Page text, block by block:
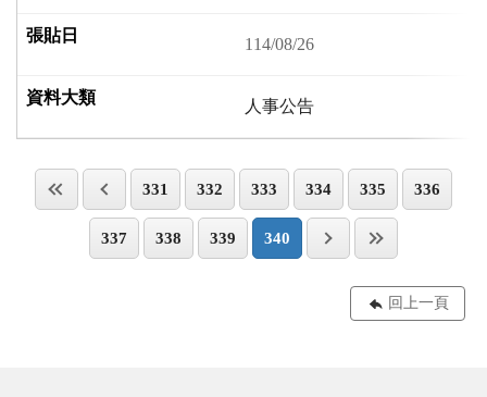
114/08/26
人事公告
331 332 333 334 335 336
337 338 339 340
回上一頁